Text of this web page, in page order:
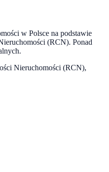
w Polsce na podstawie
(RCN). Ponad
Nieruchomości (RCN),